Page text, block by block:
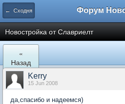
← Сходня
Новостройка от Славриелт
«
Назад
Kerry
15 Jun 2008
да,спасибо и надеемся)